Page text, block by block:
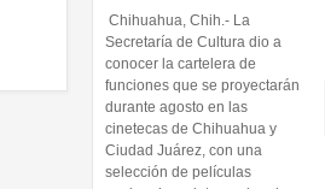
Chihuahua, Chih.- La
Secretaría de Cultura dio a
conocer la cartelera de
funciones que se proyectarán
durante agosto en las
cinetecas de Chihuahua y
Ciudad Juárez, con una
selección de películas